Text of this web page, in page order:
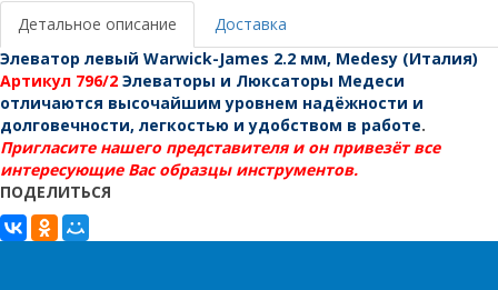
Medesy
(Италия)
Детальное описание
Доставка
Элеватор левый Warwick-James 2.2 мм, Medesy (Италия)
Артикул 796/2 Элеваторы и Люксаторы Медеси
отличаются высочайшим уровнем надёжности и
долговечности, легкостью и удобством в работе.
Пригласите нашего представителя и он привезёт все
интересующие Вас образцы инструментов.
ПОДЕЛИТЬСЯ